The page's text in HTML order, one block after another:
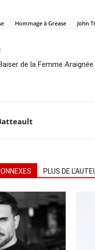
Hommage à Grease John
de la Femme Araignée
PLUS DE